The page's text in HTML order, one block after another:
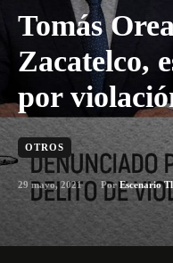
Tomás
Zacatelco,
por
OTROS
29 mayo, 2021 Por Escenario